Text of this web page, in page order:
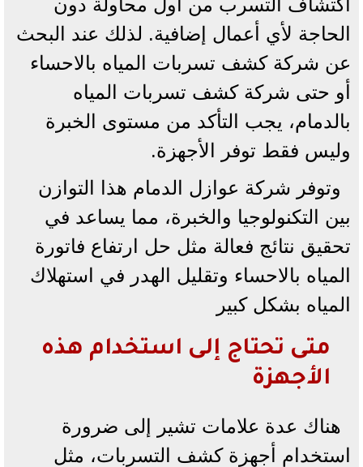
الحاجة لأي أعمال إضافية. لذلك عند البحث
عن شركة كشف تسربات المياه بالاحساء
أو حتى شركة كشف تسربات المياه
بالدمام، يجب التأكد من مستوى الخبرة
وليس فقط توفر الأجهزة.
وتوفر شركة عوازل الدمام هذا التوازن
بين التكنولوجيا والخبرة، مما يساعد في
تحقيق نتائج فعالة مثل حل ارتفاع فاتورة
المياه بالاحساء وتقليل الهدر في استهلاك
المياه بشكل كبير
متى تحتاج إلى استخدام هذه
الأجهزة
هناك عدة علامات تشير إلى ضرورة
استخدام أجهزة كشف التسربات، مثل